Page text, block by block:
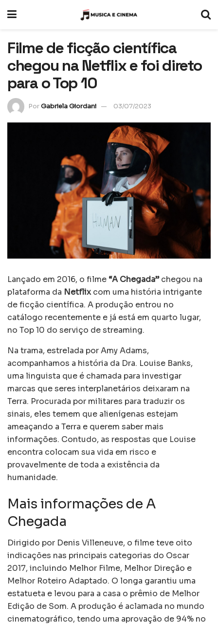
Filme de ficção científica
chegou na Netflix e foi direto
para o Top 10
PorGabriela Giordani 03/07/2023
Lançado em 2016, o filme “A Chegada”chegou na
plataforma da Netflixcom uma história intrigante
de ficção científica. A produção entrou no
catálogo recentemente e já está em quarto lugar,
no Top 10 do serviço de streaming.
Na trama, estrelada por Amy Adams,
acompanhamos a história da Dra. Louise Banks,
uma linguista que é chamada para investigar
marcas que seres interplanetários deixaram na
Terra. Procurada por militares para traduzir os
sinais, eles temem que alienígenas estejam
ameaçando a Terra e querem saber mais
informações. Contudo, as respostas que Louise
encontra colocam sua vida em risco e
provavelmente de toda a existência da
humanidade.
Mais informações de A
Chegada
Dirigido por Denis Villeneuve, o filme teve oito
indicações nas principais categorias do Oscar
2017, incluindo Melhor Filme, Melhor Direção e
Melhor Roteiro Adaptado. O longa garantiu uma
estatueta e levou para a casa o prêmio de Melhor
Edição de Som. A produção é aclamada no mundo
cinematográfico, tendo uma aprovação de 94% no